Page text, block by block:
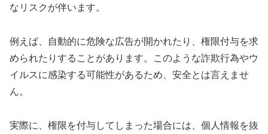
なリスクが伴います。
例えば、自動的に危険な広告が開かれたり、権限付与を求
められたりすることがあります。このような詐欺行為やウ
イルスに感染する可能性があるため、安全とは言えませ
ん。
実際に、権限を付与してしまった場合には、個人情報を抜